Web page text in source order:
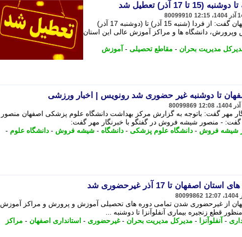
17 آذر) تعطیل شد
80099910
مدیرکل مدیریت بحران استانداری اصفهان گفت: از فردا (شنبه 15 آذر) تا (دوشنبه 17 آذر)
دانشگاه ها و مراکز آموزش عالی این استان
مدیریت بحران - مقاطع تحصیلی - آموزش
تا دوشنبه غیر حضوری شد رونویس | اخبار ورزشی
80099869
مهر گفت: باتوجه به گزارش مرکز بهداشت دانشگاه علوم پزشکی اصفهان منصور
گفت: - منصور شیشه فروش در گفتگو با خبرنگار مهر گفت:
شیشه فروش - دانشگاه علوم پزشکی - دانشگاه - شیشه فروش - دانشگاه علوم -
تا 17 آذر غیرحضوری شد
80099862
از غیرحضوری شدن تمامی دوره های تحصیلی آموزش و پرورش و مراکز آموزش
قطع زنجیره بیماری آنفلوآنزا تا دوشنبه ...
- آنفلوآنزا - مدیرکل مدیریت بحران -غیرحضوری - استانداری اصفهان - مراکز